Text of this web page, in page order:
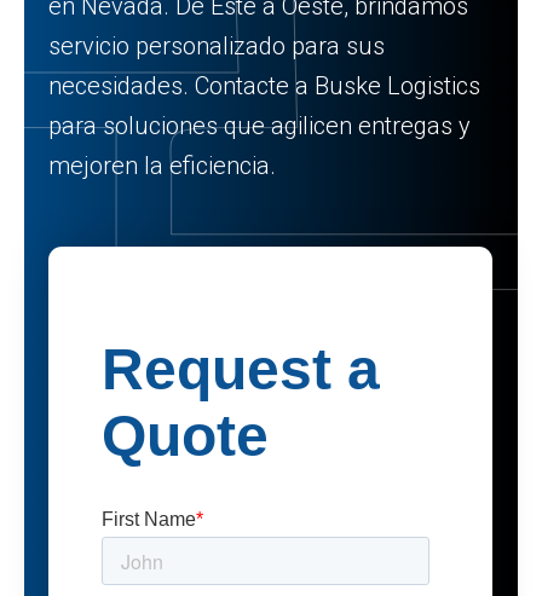
en Nevada. De Este a Oeste, brindamos
servicio personalizado para sus
necesidades. Contacte a Buske Logistics
para soluciones que agilicen entregas y
mejoren la eficiencia.